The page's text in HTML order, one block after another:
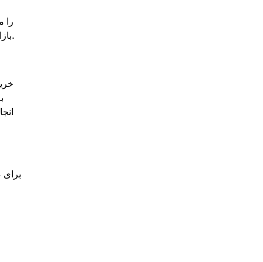
بازار جلوگیری کنید. با این حال، توجه داشته باشید که سفارشات محدود ممکن است زمان‌بر باشند اگر قیمت فعلی بازار بالاتر از حد شما باشد.
برای